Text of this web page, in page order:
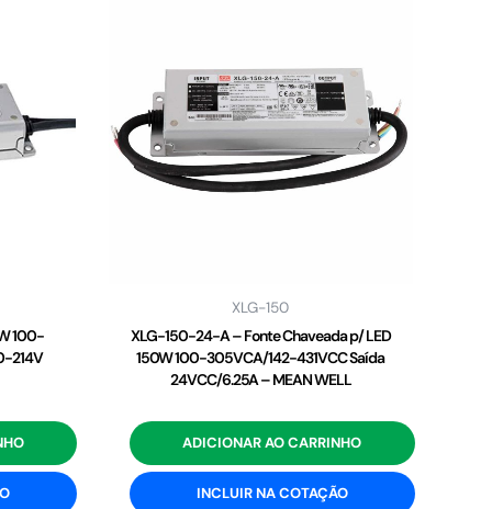
100-
214V
XLG-150
XLG-150-24-A – Fonte Chaveada p/ LED
150W 100-305VCA/142-431VCC Saída
24VCC/6.25A – MEAN WELL
ADICIONAR AO CARRINHO
INCLUIR NA COTAÇÃO